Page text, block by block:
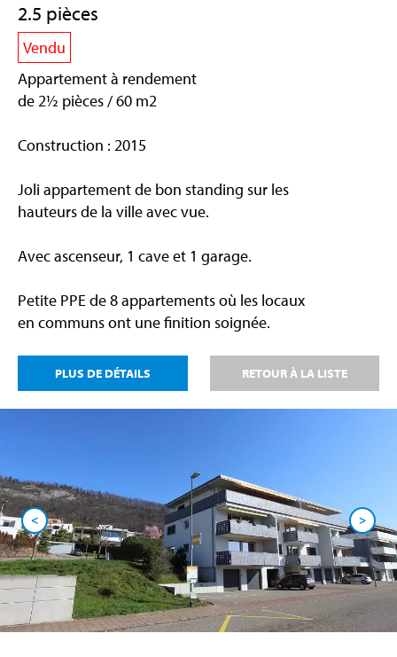
2.5 pièces
Vendu
Appartement à rendement
de 2½ pièces / 60 m2
Construction : 2015
Joli appartement de bon standing sur les
hauteurs de la ville avec vue.
Avec ascenseur, 1 cave et 1 garage.
Petite PPE de 8 appartements où les locaux
en communs ont une finition soignée.
PLUS DE DÉTAILS RETOUR À LA LISTE
< >